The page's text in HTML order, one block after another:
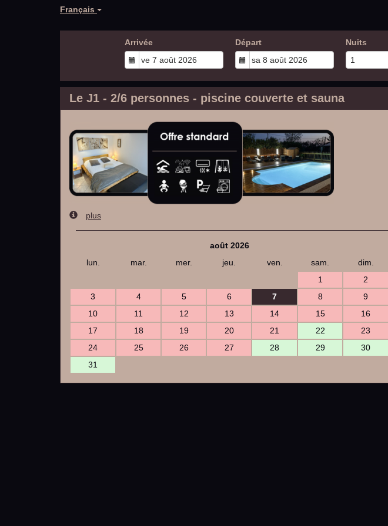
Français
Arrivée Départ Nuits
Le J1 - 2/6 personnes - piscine couverte et sauna
plus
août 2026
lun.
mar. mer. jeu. ven. sam.
dim.
1
2
3
4 5 6 7 8
9
10
11 12 13 14 15
16
17
18 19 20 21 22
23
24
25 26 27 28 29
30
31